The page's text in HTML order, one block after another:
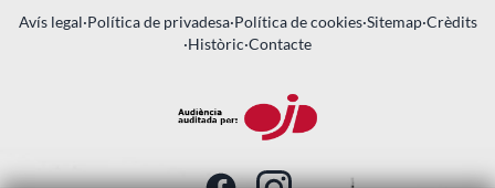
Avís legal·Política de privadesa·Política de cookies·Sitemap·Crèdits
·Històric·Contacte